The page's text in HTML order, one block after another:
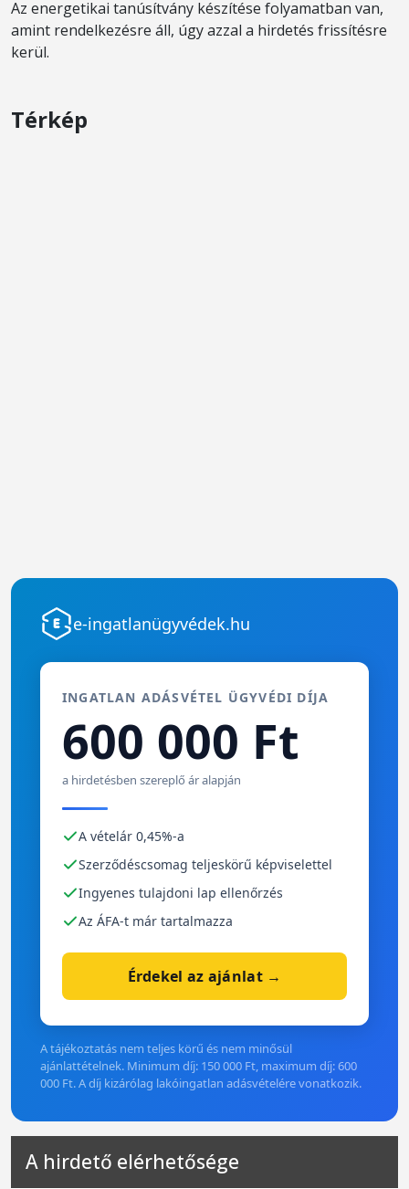
Az energetikai tanúsítvány készítése folyamatban van,
amint rendelkezésre áll, úgy azzal a hirdetés frissítésre
kerül.
Térkép
e-ingatlanügyvédek.hu
INGATLAN ADÁSVÉTEL ÜGYVÉDI DÍJA
600 000 Ft
a hirdetésben szereplő ár alapján
A vételár 0,45%-a
Szerződéscsomag teljeskörű képviselettel
Ingyenes tulajdoni lap ellenőrzés
Az ÁFA-t már tartalmazza
Érdekel az ajánlat →
A tájékoztatás nem teljes körű és nem minősül
ajánlattételnek. Minimum díj: 150 000 Ft, maximum díj: 600
000 Ft. A díj kizárólag lakóingatlan adásvételére vonatkozik.
A hirdető elérhetősége